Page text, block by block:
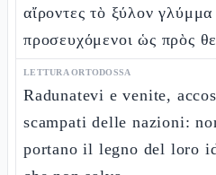
αἴροντες τὸ ξύλον
προσευχόμενοι ὡς πρὸς
LETTURA ORTODOSSA
Radunatevi e venite,
scampati delle nazioni:
portano il legno del loro